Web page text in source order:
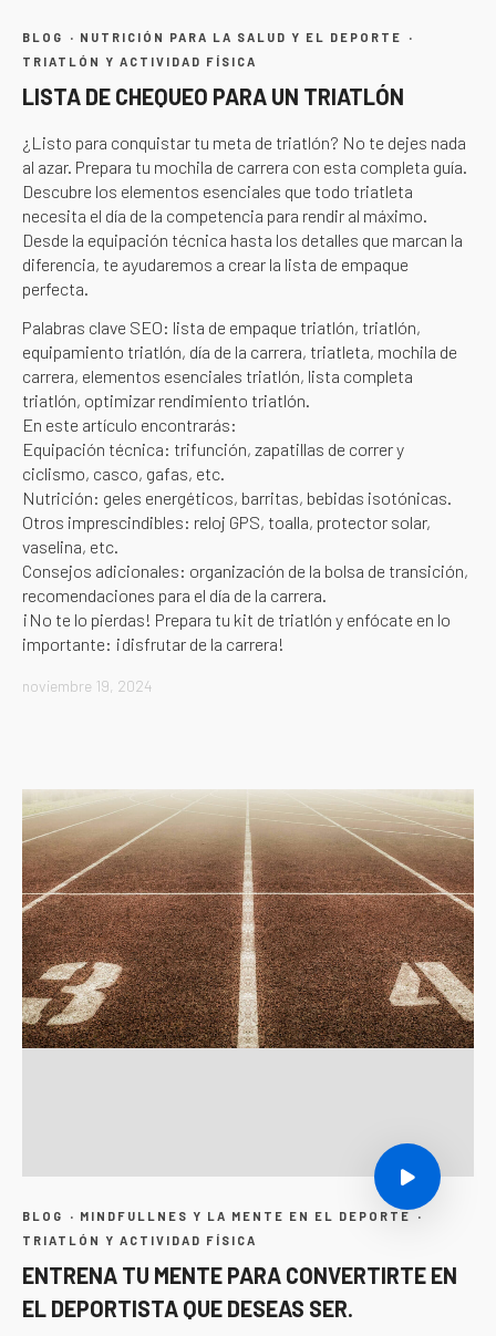
BLOG · NUTRICIÓN PARA LA SALUD Y EL DEPORTE ·
TRIATLÓN Y ACTIVIDAD FÍSICA
LISTA DE CHEQUEO PARA UN TRIATLÓN
¿Listo para conquistar tu meta de triatlón? No te dejes nada
al azar. Prepara tu mochila de carrera con esta completa guía.
Descubre los elementos esenciales que todo triatleta
necesita el día de la competencia para rendir al máximo.
Desde la equipación técnica hasta los detalles que marcan la
diferencia, te ayudaremos a crear la lista de empaque
perfecta.
Palabras clave SEO: lista de empaque triatlón, triatlón,
equipamiento triatlón, día de la carrera, triatleta, mochila de
carrera, elementos esenciales triatlón, lista completa
triatlón, optimizar rendimiento triatlón.
En este artículo encontrarás:
Equipación técnica: trifunción, zapatillas de correr y
ciclismo, casco, gafas, etc.
Nutrición: geles energéticos, barritas, bebidas isotónicas.
Otros imprescindibles: reloj GPS, toalla, protector solar,
vaselina, etc.
Consejos adicionales: organización de la bolsa de transición,
recomendaciones para el día de la carrera.
¡No te lo pierdas! Prepara tu kit de triatlón y enfócate en lo
importante: ¡disfrutar de la carrera!
noviembre 19, 2024
BLOG · MINDFULLNES Y LA MENTE EN EL DEPORTE ·
TRIATLÓN Y ACTIVIDAD FÍSICA
ENTRENA TU MENTE PARA CONVERTIRTE EN
EL DEPORTISTA QUE DESEAS SER.